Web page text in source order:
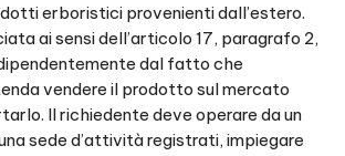
erboristici provenienti dall’estero.
ai sensi dell’articolo 17, paragrafo 2,
dal fatto che
vendere il prodotto sul mercato
Il richiedente deve operare da un
sede d’attività registrati, impiegare